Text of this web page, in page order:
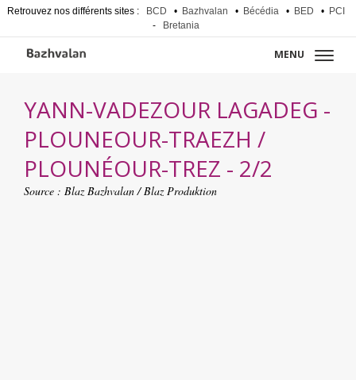
Retrouvez nos différents sites : BCD • Bazhvalan • Bécédia • BED •
PCI
-
Bretania
MENU
YANN-VADEZOUR LAGADEG -
PLOUNEOUR-TRAEZH /
PLOUNÉOUR-TREZ - 2/2
Source : Blaz Bazhvalan / Blaz Produktion